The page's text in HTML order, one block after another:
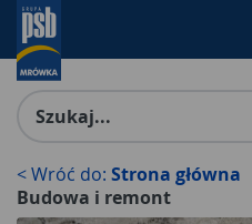
< Wróć do: Strona główna
Budowa i remont